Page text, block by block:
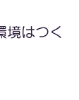
境はつく